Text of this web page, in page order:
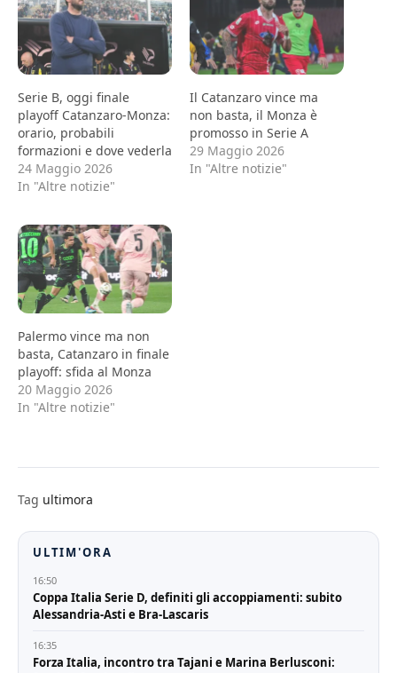
Serie B, oggi finale
playoff Catanzaro-Monza:
orario, probabili
formazioni e dove vederla
24 Maggio 2026
In "Altre notizie"
Il Catanzaro vince ma
non basta, il Monza è
promosso in Serie A
29 Maggio 2026
In "Altre notizie"
Palermo vince ma non
basta, Catanzaro in finale
playoff: sfida al Monza
20 Maggio 2026
In "Altre notizie"
Tag ultimora
ULTIM'ORA
16:50
Coppa Italia Serie D, definiti gli accoppiamenti: subito
Alessandria-Asti e Bra-Lascaris
16:35
Forza Italia, incontro tra Tajani e Marina Berlusconi: